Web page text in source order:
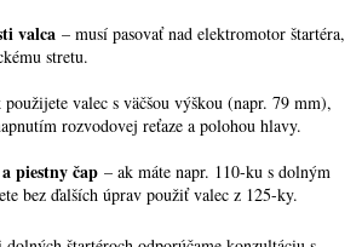
valca – musí pasovať nad elektromotor štartéra,
stretu.
použijete valec s väčšou výškou (napr. 79 mm),
rozvodovej reťaze a polohou hlavy.
piestny čap – ak máte napr. 110-ku s dolným
bez ďalších úprav použiť valec z 125-ky.